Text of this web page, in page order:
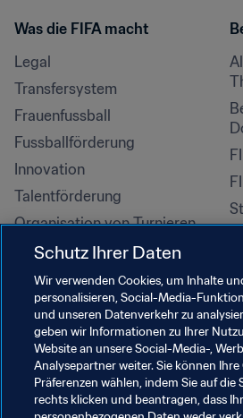
Was die FIFA macht
Legal
Transfersystem
Frauenfussball
Fussballförderung
Innovation
Talentförderung
Organisation von Turnieren
Nachhaltigkeit
Menschenrechte und
Antidiskriminierung
Gesundheit und Medizin
Bildungsinitiativen
Schutz Ihrer Daten
Wir verwenden Cookies, um Inhalte
personalisieren, Social-Media-
und unseren Datenverkehr zu
geben wir Informationen zu Ihrer
Website an unsere Social-Media-,
Analysepartner weiter. Sie können Ihre
Präferenzen wählen, indem Sie auf die
rechts klicken und beantragen, dass